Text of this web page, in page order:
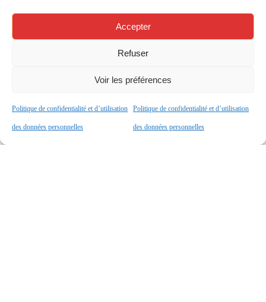
Accepter
Refuser
Voir les préférences
Politique de confidentialité et d’utilisation
des données personnelles
Politique de confidentialité et d’utilisation
des données personnelles
CONVENTION CLASSE
DÉFENSE entre le lycée
Blaise Pascal et les E.F.G.
Le jeudi 4 juillet 2024, le Général DESPOUYS,
Proviseur dulycée Bruno STEPHAN ont signé la